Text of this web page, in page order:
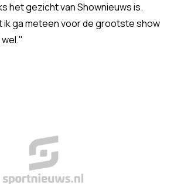
het gezicht van Shownieuws is.
ik ga meteen voor de grootste show